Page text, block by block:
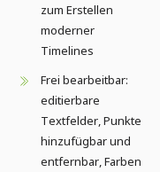
zum Erstellen
moderner
Timelines
Frei bearbeitbar:
editierbare
Textfelder, Punkte
hinzufügbar und
entfernbar, Farben